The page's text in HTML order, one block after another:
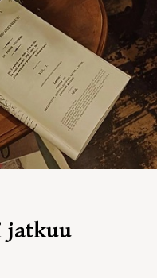
jatkuu